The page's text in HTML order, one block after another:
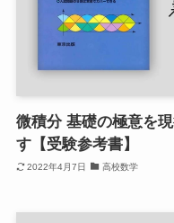
微積分 基礎の極意を
す【受験参考書】
2022年4月7日 高校数学